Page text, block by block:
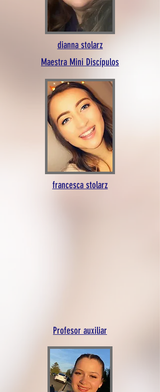
dianna stolarz
Maestra Mini Discípulos
francesca stolarz
Profesor auxiliar